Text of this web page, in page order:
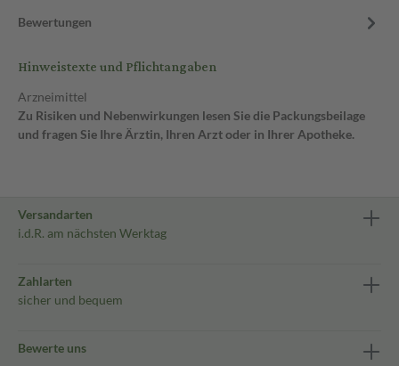
Bewertungen
Hinweistexte und Pflichtangaben
Arzneimittel
Zu Risiken und Nebenwirkungen lesen Sie die Packungsbeilage
und fragen Sie Ihre Ärztin, Ihren Arzt oder in Ihrer Apotheke.
Versandarten
i.d.R. am nächsten Werktag
Zahlarten
sicher und bequem
Bewerte uns